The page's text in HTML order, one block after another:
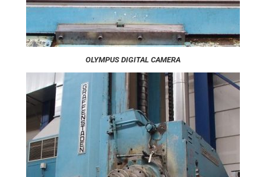
OLYMPUS DIGITAL CAMERA